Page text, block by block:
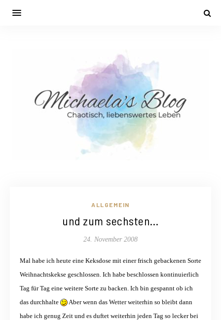
ALLGEMEIN
und zum sechsten…
24. November 2008
Mal habe ich heute eine Keksdose mit einer frisch gebackenen Sorte
Weihnachtskekse geschlossen. Ich habe beschlossen kontinuierlich
Tag für Tag eine weitere Sorte zu backen. Ich bin gespannt ob ich
das durchhalte
Aber wenn das Wetter weiterhin so bleibt dann
habe ich genug Zeit und es duftet weiterhin jeden Tag so lecker bei